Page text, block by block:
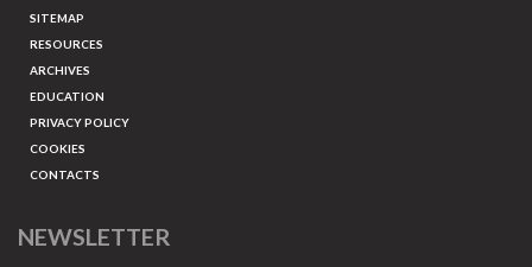
SITEMAP
RESOURCES
ARCHIVES
EDUCATION
PRIVACY POLICY
COOKIES
CONTACTS
NEWSLETTER